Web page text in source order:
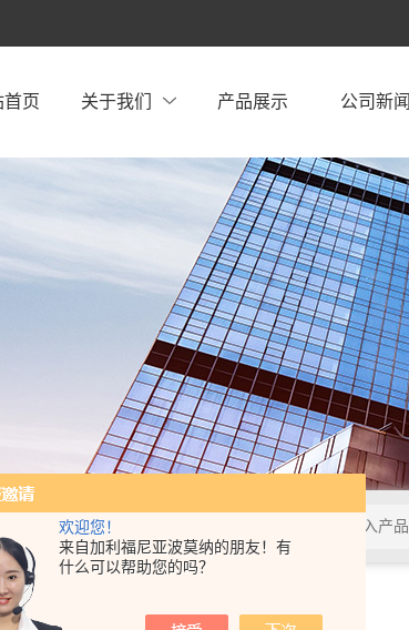
欢迎您！
来自加利福尼亚波莫纳的朋友！有
什么可以帮助您的吗？
首页 关于我们 产品展示 公司新闻
机，制样机，实验电炉等